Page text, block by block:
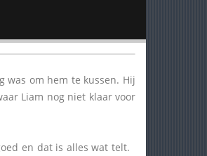
was om hem te kussen. Hij
Liam nog niet klaar voor
en dat is alles wat telt.